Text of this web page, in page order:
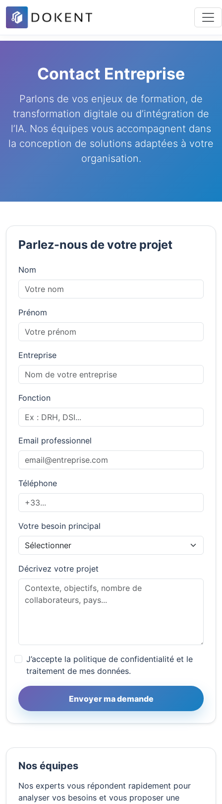
Contact Entreprise
Parlons de vos enjeux de formation, de
transformation digitale ou d’intégration de
l’IA. Nos équipes vous accompagnent dans
la conception de solutions adaptées à votre
organisation.
Parlez-nous de votre projet
Nom
Prénom
Entreprise
Fonction
Email professionnel
Téléphone
Votre besoin principal
Décrivez votre projet
J’accepte la politique de confidentialité et le
traitement de mes données.
Envoyer ma demande
Nos équipes
Nos experts vous répondent rapidement pour
analyser vos besoins et vous proposer une